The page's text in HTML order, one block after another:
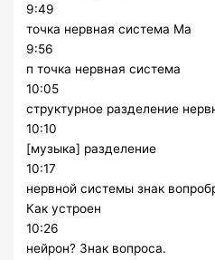
9:49
точка нервная система Ма
9:56
п точка нервная система
10:05
структурное разделение
10:10
[музыка] разделение
10:17
нервной системы знак
Как устроен
10:26
нейрон? Знак вопроса.